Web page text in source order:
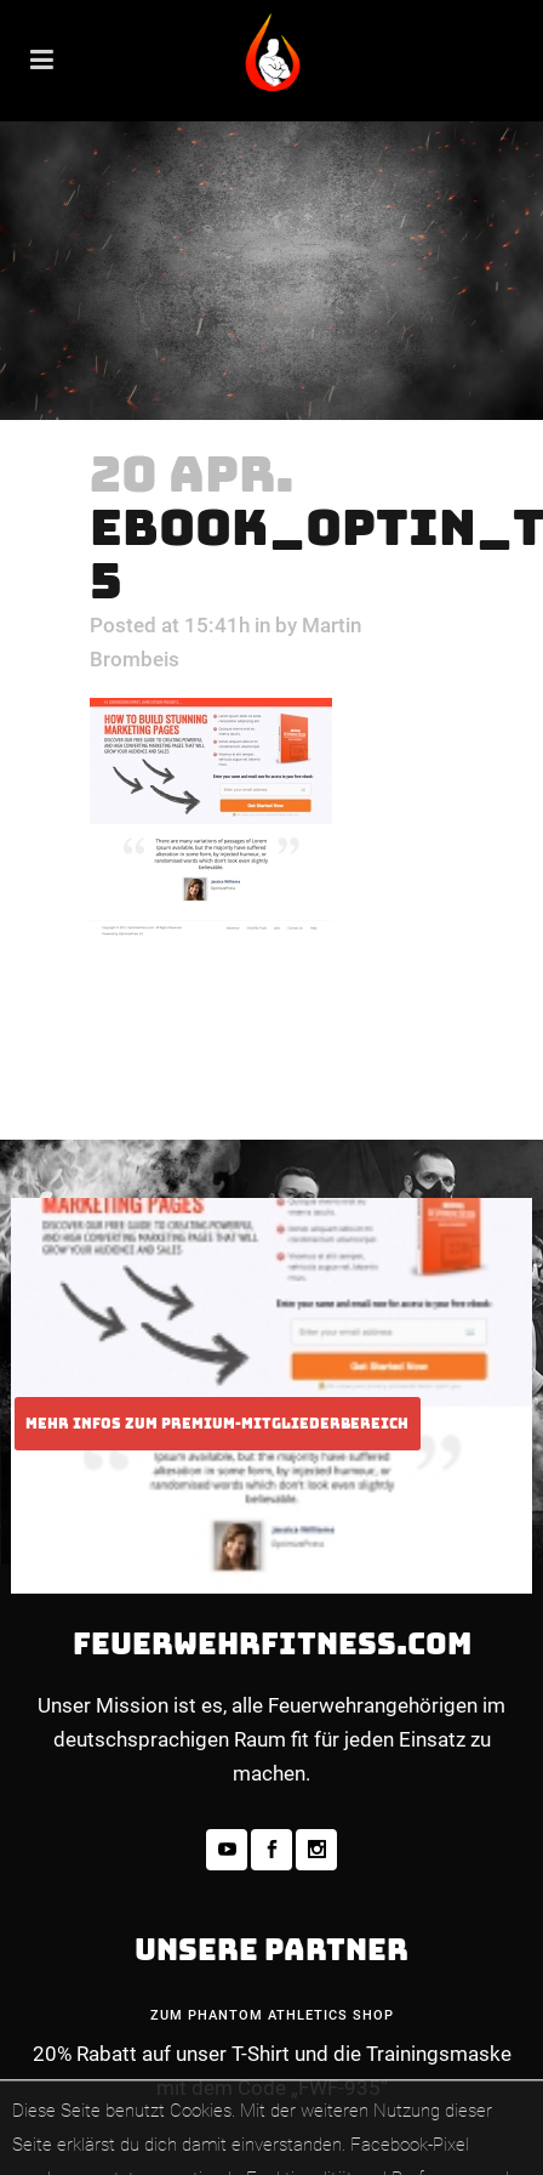
Diese Seite benutzt Cookies. Mit der weiteren Nutzung dieser
Seite erklärst du dich damit einverstanden. Facebook-Pixel
20 APR.
5
Posted at 15:41h in by Martin
Brombeis
MEHR INFOS ZUM PREMIUM-
FEUERWEHRFITNESS.COM
Unser Mission ist es, alle Feuerwehrangehörigen im
deutschsprachigen Raum fit für jeden Einsatz zu
machen.
UNSERE PARTNER
ZUM PHANTOM ATHLETICS SHOP
20% Rabatt auf unser T-Shirt und die Trainingsmaske
mit dem Code „FWF-935“